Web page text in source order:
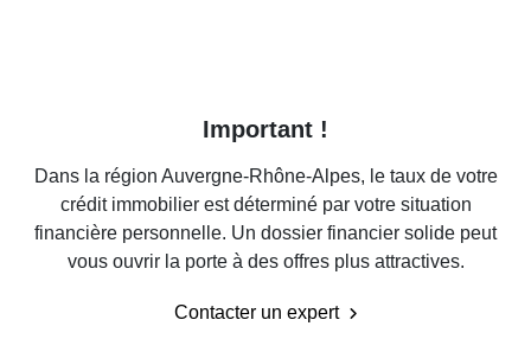
Important !
Dans la région Auvergne-Rhône-Alpes, le taux de votre
crédit immobilier est déterminé par votre situation
financière personnelle. Un dossier financier solide peut
vous ouvrir la porte à des offres plus attractives.
Contacter un expert